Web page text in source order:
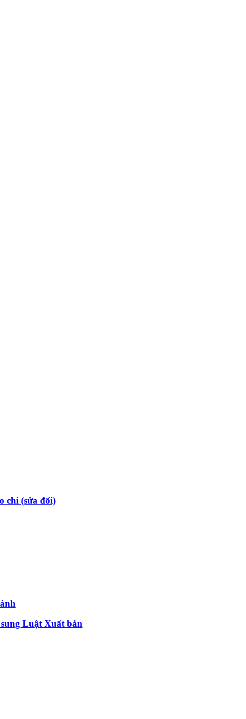
chí (sửa đổi)
Luật Xuất bản